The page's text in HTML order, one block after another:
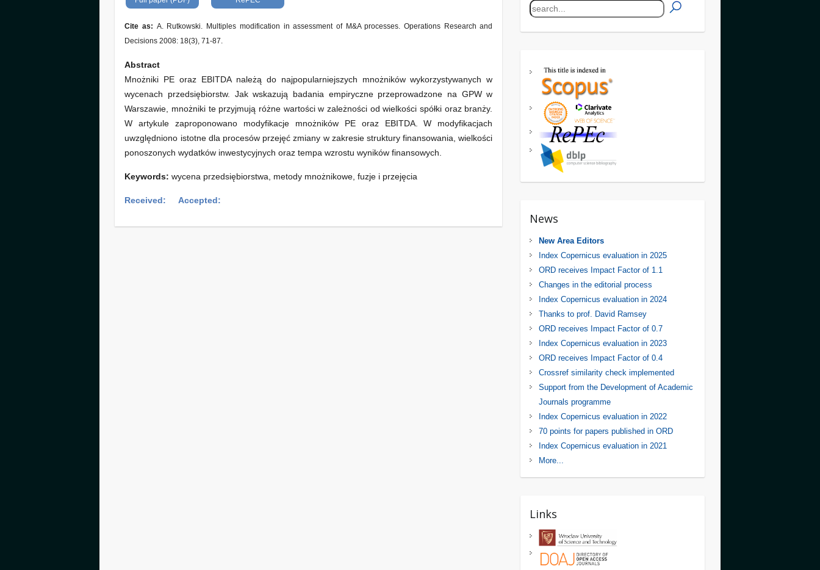
Cite as: A. Rutkowski. Multiples modification in assessment of M&A processes. Operations Research and
Decisions 2008: 18(3), 71-87.
Abstract
Mnożniki PE oraz EBITDA należą do najpopularniejszych mnożników wykorzystywanych w
wycenach przedsiębiorstw. Jak wskazują badania empiryczne przeprowadzone na GPW w
Warszawie, mnożniki te przyjmują różne wartości w zależności od wielkości spółki oraz branży.
W artykule zaproponowano modyfikacje mnożników PE oraz EBITDA. W modyfikacjach
uwzględniono istotne dla procesów przejęć zmiany w zakresie struktury finansowania, wielkości
ponoszonych wydatków inwestycyjnych oraz tempa wzrostu wyników finansowych.
Keywords:wycena przedsiębiorstwa, metody mnożnikowe, fuzje i przejęcia
Received: Accepted:
News
New Area Editors
Index Copernicus evaluation in 2025
ORD receives Impact Factor of 1.1
Changes in the editorial process
Index Copernicus evaluation in 2024
Thanks to prof. David Ramsey
ORD receives Impact Factor of 0.7
Index Copernicus evaluation in 2023
ORD receives Impact Factor of 0.4
Crossref similarity check implemented
Support from the Development of Academic
Journals programme
Index Copernicus evaluation in 2022
70 points for papers published in ORD
Index Copernicus evaluation in 2021
More...
Links